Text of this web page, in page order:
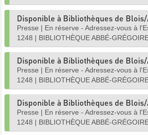
Disponible à Bibliothèques de
Presse | En réserve - Adressez-vous à
1248 | BIBLIOTHÈQUE ABBÉ-
Disponible à Bibliothèques de
Presse | En réserve - Adressez-vous à
1248 | BIBLIOTHÈQUE ABBÉ-
Disponible à Bibliothèques de
Presse | En réserve - Adressez-vous à
1248 | BIBLIOTHÈQUE ABBÉ-